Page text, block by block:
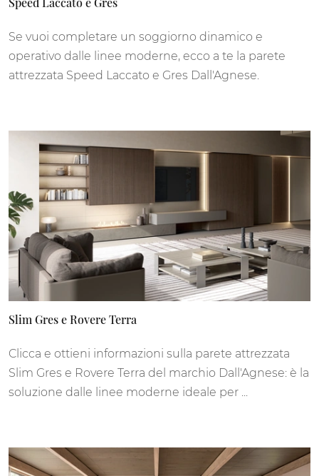
Se vuoi completare un soggiorno dinamico e
operativo dalle linee moderne, ecco a te la parete
attrezzata Speed Laccato e Gres Dall'Agnese.
Slim Gres e Rovere Terra
Clicca e ottieni informazioni sulla parete attrezzata
Slim Gres e Rovere Terra del marchio Dall'Agnese: è la
soluzione dalle linee moderne ideale per ...